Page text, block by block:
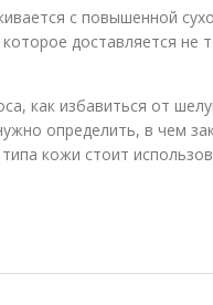
с повышенной
доставляется не
как избавиться от
определить, в чем
кожи стоит